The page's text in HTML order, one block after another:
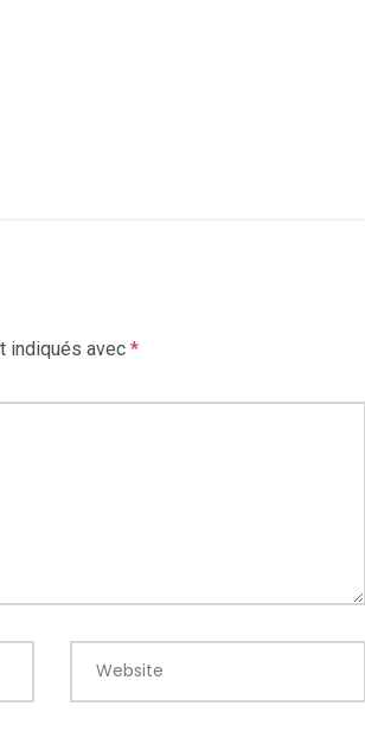
indiqués avec *
Website